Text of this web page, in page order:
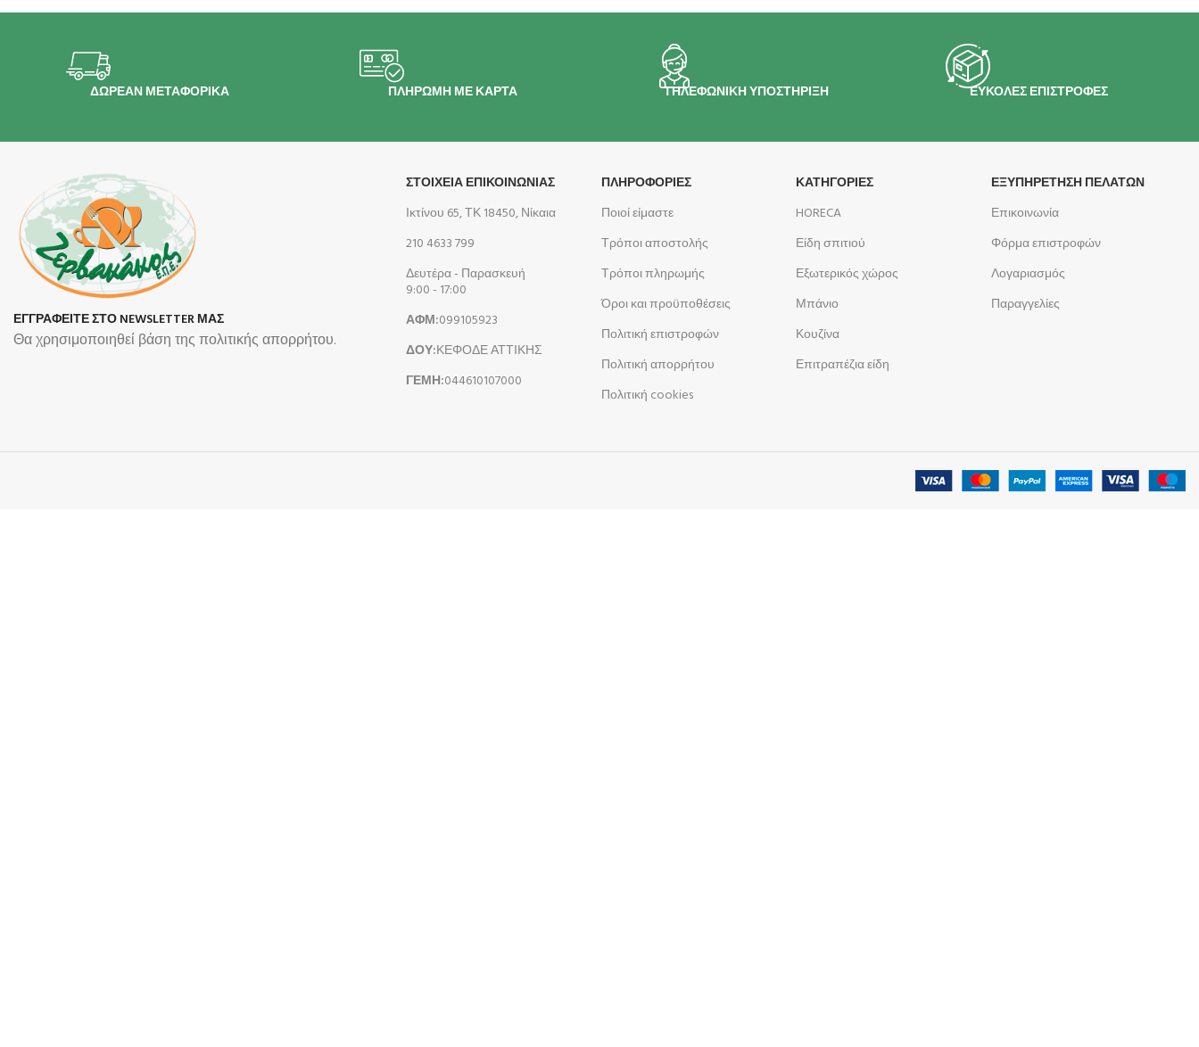
ΔΩΡΕΑΝ ΜΕΤΑΦΟΡΙΚΑ ΠΛΗΡΩΜΗ ΜΕ ΚΑΡΤΑ ΤΗΛΕΦΩΝΙΚΗ ΥΠΟΣΤΗΡΙΞΗ ΕΥΚΟΛΕΣ ΕΠΙΣΤΡΟΦΕΣ
ΕΓΓΡΑΦΕΙΤΕ ΣΤΟ NEWSLETTER ΜΑΣ
Θα χρησιμοποιηθεί βάση της πολιτικής απορρήτου.
ΣΤΟΙΧΕΙΑ ΕΠΙΚΟΙΝΩΝΙΑΣ
Ικτίνου 65, ΤΚ 18450, Νίκαια
210 4633 799
Δευτέρα - Παρασκευή
9:00 - 17:00
ΑΦΜ:099105923
ΔΟΥ:ΚΕΦΟΔΕ ΑΤΤΙΚΗΣ
ΓΕΜΗ:044610107000
ΠΛΗΡΟΦΟΡΊΕΣ
Ποιοί είμαστε
Τρόποι αποστολής
Τρόποι πληρωμής
Όροι και προϋποθέσεις
Πολιτική επιστροφών
Πολιτική απορρήτου
Πολιτική cookies
ΚΑΤΗΓΟΡΙΕΣ
HORECA
Είδη σπιτιού
Εξωτερικός χώρος
Μπάνιο
Κουζίνα
Επιτραπέζια είδη
ΕΞΥΠΗΡΕΤΗΣΗ ΠΕΛΑΤΩΝ
Επικοινωνία
Φόρμα επιστροφών
Λογαριασμός
Παραγγελίες